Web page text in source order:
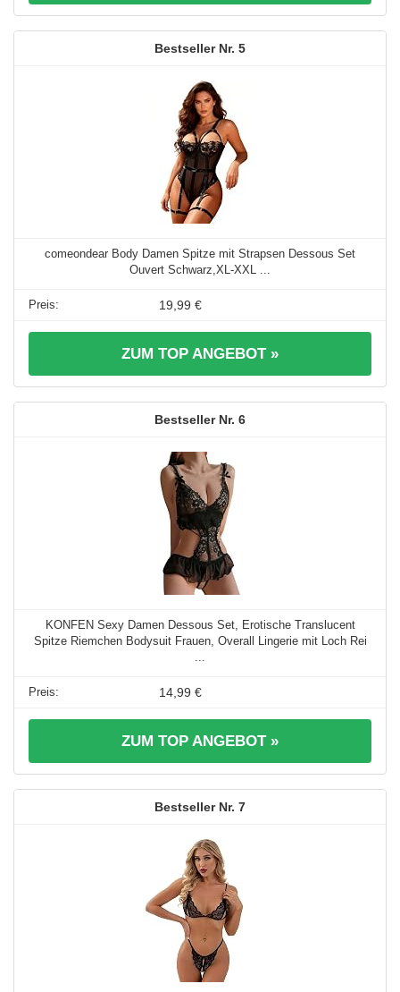
5
comeondear Body Damen Spitze mit Strapsen Dessous Set
Ouvert Schwarz,XL-XXL ...
19,99 €
ZUM TOP ANGEBOT »
6
KONFEN Sexy Damen Dessous Set, Erotische Translucent
Spitze Riemchen Bodysuit Frauen, Overall Lingerie mit Loch Rei
...
14,99 €
ZUM TOP ANGEBOT »
7